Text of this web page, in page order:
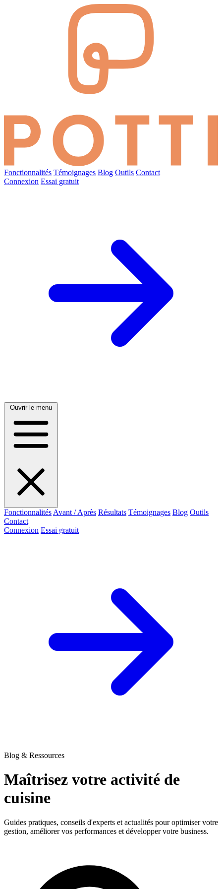
Fonctionnalités Témoignages Blog Outils Contact
Connexion Essai gratuit
Ouvrir le menu
Fonctionnalités Avant / Après Résultats Témoignages Blog Outils
Contact
Connexion Essai gratuit
Blog & Ressources
Maîtrisez votre activité de
cuisine
Guides pratiques, conseils d'experts et actualités pour optimiser votre
gestion, améliorer vos performances et développer votre business.